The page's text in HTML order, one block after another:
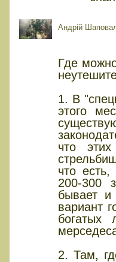
Андрій
Где
1. В
этого
что
что есть,
200-300
бывает и
вариант
богатых
2. Там,